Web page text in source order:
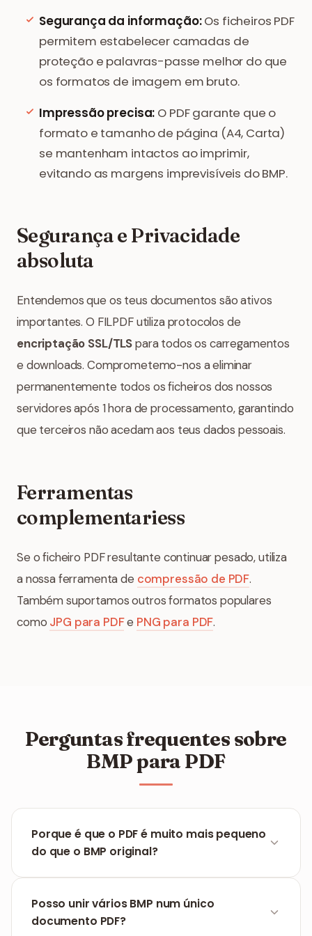
Segurança da informação:Os ficheiros PDF
permitem estabelecer camadas de
proteção e palavras-passe melhor do que
os formatos de imagem em bruto.
Impressão precisa: O PDF garante que o
formato e tamanho de página (A4, Carta)
se mantenham intactos ao imprimir,
evitando as margens imprevisíveis do BMP.
Segurança e Privacidade
absoluta
Entendemos que os teus documentos são ativos
importantes. O FILPDF utiliza protocolos de
encriptação SSL/TLSpara todos os carregamentos
e downloads. Comprometemo-nos a eliminar
permanentemente todos os ficheiros dos nossos
servidores após 1 hora de processamento, garantindo
que terceiros não acedam aos teus dados pessoais.
Ferramentas
complementariess
Se o ficheiro PDF resultante continuar pesado, utiliza
a nossa ferramenta de compressão de PDF.
Também suportamos outros formatos populares
como JPG para PDFe PNG para PDF.
Perguntas frequentes sobre
BMP para PDF
Porque é que o PDF é muito mais pequeno
do que o BMP original?
PDF utiliza algoritmos inteligentes para eliminar
dados redundantes mantendo uma visualização
Posso unir vários BMP num único
documento PDF?